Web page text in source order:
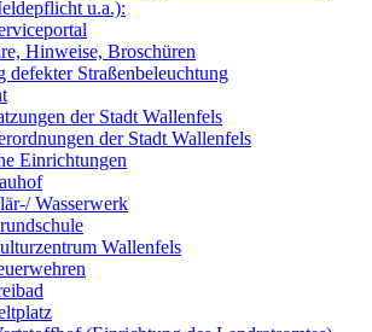
u.a.):
Hinweise, Broschüren
defekter Straßenbeleuchtung
der Stadt Wallenfels
der Stadt Wallenfels
Einrichtungen
Wasserwerk
Wallenfels